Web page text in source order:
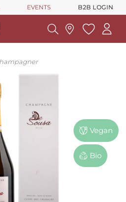
EVENTS B2B LOGIN
Vegan
Bio